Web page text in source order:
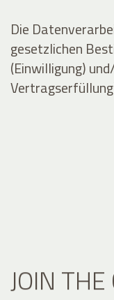
Die
gesetzlichen
(Einwilligung)
JOIN